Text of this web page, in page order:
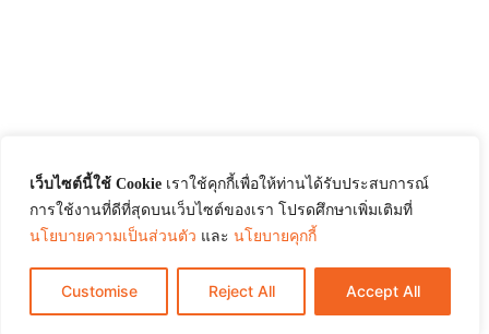
เว็บไซต์นี้ใช้ Cookie เราใช้คุกกี้เพื่อให้ท่านได้รับประสบการณ์
การใช้งานที่ดีที่สุดบนเว็บไซต์ของเรา โปรดศึกษาเพิ่มเติมที่
นโยบายความเป็นส่วนตัว และ นโยบายคุกกี้
Customise Reject All Accept All